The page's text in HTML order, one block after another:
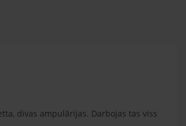
divas ampulārijas. Darbojas tas viss